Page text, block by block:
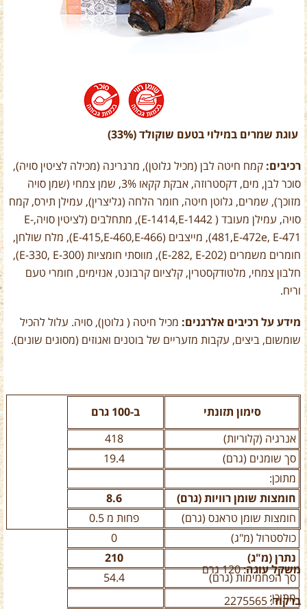
עוגת שמרים במילוי בטעם שוקולד (33%)
רכיבים: קמח חיטה לבן (מכיל גלוטן), מרגרינה (מכילה לציטין סויה),
סוכר לבן, מים, דקסטרוזה, אבקת קקאו 3%, שמן צמחי (שמן סויה
מזוכך), שמרים, גלוטן חיטה, חומר הלחה (גליצרין), עמילן תירס, קמח
סויה, עמילן מעובד ( E-1414,E-1442), מתחלבים (לציטין סויה,E-
481,E-472e, E-471), מייצבים (E-415,E-460,E-466), מלח שולחן,
חומרים משמרים (E-282, E-202), מווסתי חומציות (E-330, E-300),
חלבון צמחי, מלטודקסטרין, קלציום קרבונט, אנזימים, חומרי טעם
וריח.
מידע על רכיבים אלרגנים: מכיל חיטה ( גלוטן), סויה. עלול להכיל
שומשום, ביצים, עקבות מזעריים של בוטנים ואגוזים (מסוגים שונים).
סימון תזונתי
ב-100 גרם
אנרגיה (קלוריות)
418
סך שומנים (גרם)
19.4
מתוכן:
חומצות שומן רוויות (גרם)
8.6
חומצות שומן טראנס (גרם)
פחות מ 0.5
כולסטרול (מ"ג)
0
נתרן (מ"ג)
210
סך הפחמימות (גרם)
54.4
מתוכן:
משקל עוגה: 120 גרם
ברקוד: 2275565